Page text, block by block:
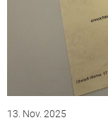
13. Nov. 2025